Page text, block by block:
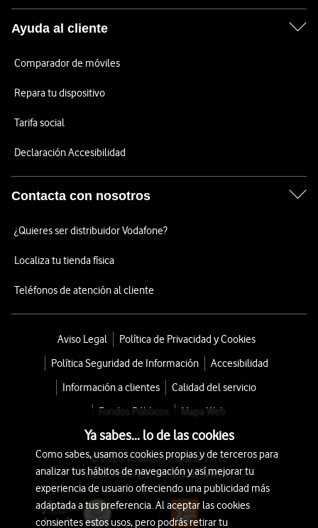
Ayuda al cliente
Comparador de móviles
Repara tu dispositivo
Tarifa social
Declaración Accesibilidad
Contacta con nosotros
¿Quieres ser distribuidor Vodafone?
Localiza tu tienda física
Teléfonos de atención al cliente
Aviso Legal
Política de Privacidad y Cookies
Política Seguridad de Información
Accesibilidad
Información a clientes
Calidad del servicio
Fondos Públicos
Mapa Web
© 2026 Vodafone España S.A.U.
Avda. América 115, 28042 Madrid
Ya sabes... lo de las cookies
Como sabes, usamos cookies propias y de terceros para
analizar tus hábitos de navegación y así mejorar tu
experiencia de usuario ofreciendo una publicidad más
adaptada a tus preferencia. Al aceptar las cookies
consientes estos usos, pero podrás retirar tu